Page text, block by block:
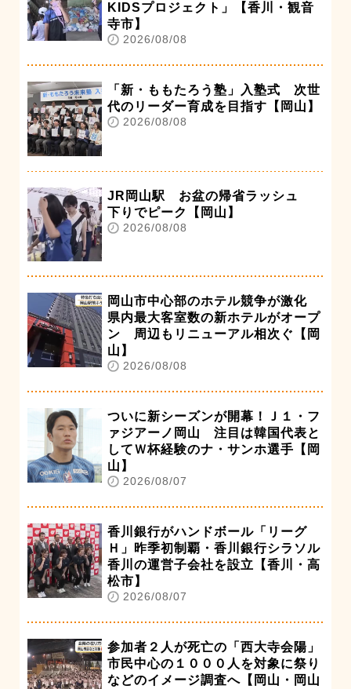
KIDSプロジェクト」【香川・観音
寺市】
2026/08/08
「新・ももたろう塾」入塾式 次世
代のリーダー育成を目指す【岡山】
2026/08/08
JR岡山駅 お盆の帰省ラッシュ
下りでピーク【岡山】
2026/08/08
岡山市中心部のホテル競争が激化
県内最大客室数の新ホテルがオープ
ン 周辺もリニューアル相次ぐ【岡
山】
2026/08/08
ついに新シーズンが開幕！Ｊ１・フ
ァジアーノ岡山 注目は韓国代表と
してＷ杯経験のナ・サンホ選手【岡
山】
2026/08/07
香川銀行がハンドボール「リーグ
Ｈ」昨季初制覇・香川銀行シラソル
香川の運営子会社を設立【香川・高
松市】
2026/08/07
参加者２人が死亡の「西大寺会陽」
市民中心の１０００人を対象に祭り
などのイメージ調査へ【岡山・岡山